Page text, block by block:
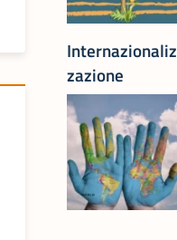
Internazionaliz
zazione